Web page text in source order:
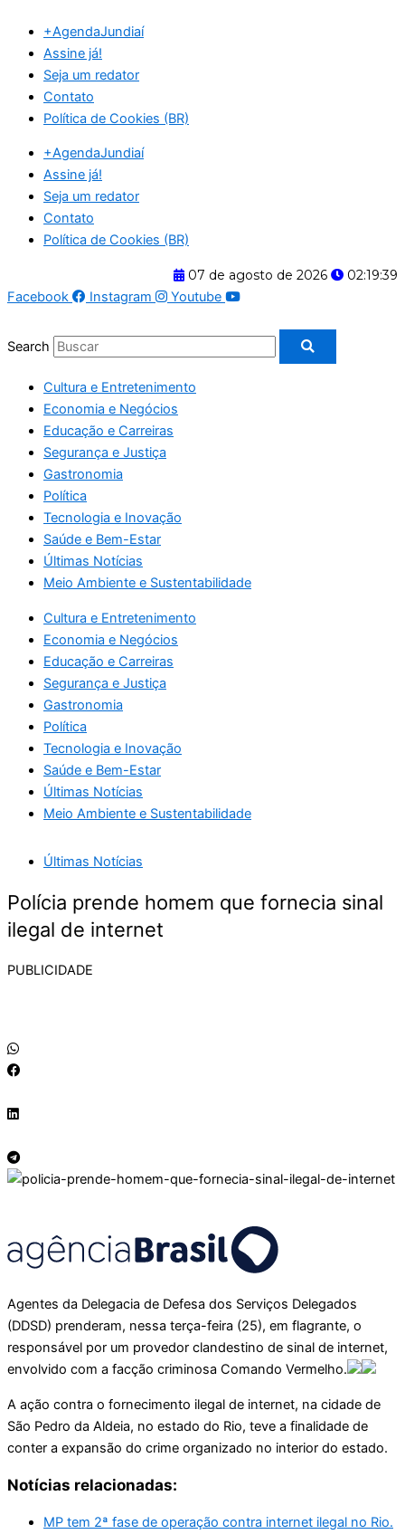
para
conteúdo
+AgendaJundiaí
Assine já!
Seja um redator
Contato
Política de Cookies (BR)
+AgendaJundiaí
Assine já!
Seja um redator
Contato
Política de Cookies (BR)
07 de agosto de 2026
02:19:39
Facebook
Instagram Youtube
Search
Cultura e Entretenimento
Economia e Negócios
Educação e Carreiras
Segurança e Justiça
Gastronomia
Política
Tecnologia e Inovação
Saúde e Bem-Estar
Últimas Notícias
Meio Ambiente e Sustentabilidade
Cultura e Entretenimento
Economia e Negócios
Educação e Carreiras
Segurança e Justiça
Gastronomia
Política
Tecnologia e Inovação
Saúde e Bem-Estar
Últimas Notícias
Meio Ambiente e Sustentabilidade
Últimas Notícias
Polícia prende homem que fornecia sinal
ilegal de internet
PUBLICIDADE
Agentes da Delegacia de Defesa dos Serviços Delegados
(DDSD) prenderam, nessa terça-feira (25), em flagrante, o
responsável por um provedor clandestino de sinal de internet,
envolvido com a facção criminosa Comando Vermelho.
A ação contra o fornecimento ilegal de internet, na cidade de
São Pedro da Aldeia, no estado do Rio, teve a finalidade de
conter a expansão do crime organizado no interior do estado.
Notícias relacionadas:
MP tem 2ª fase de operação contra internet ilegal no Rio.